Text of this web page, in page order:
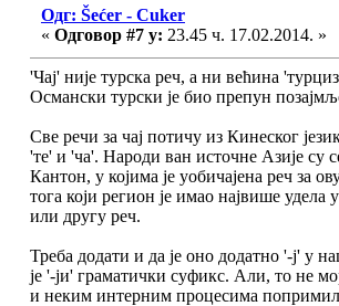
Одг: Šećer - Cuker
« Одговор #7 у: 23.45 ч. 17.02.2014. »
'Чај' није турска реч, а ни већина
Османски турски је био препун
Све речи за чај потичу из Кинеског
'те' и 'ча'. Народи ван источне Азије су
Кантон, у којима је уобичајена реч за
тога који регион је имао највише
или другу реч.
Треба додати и да је оно додатно '-ј' у
је '-ји' граматички суфикс. Али, то не
и неким интерним процесима